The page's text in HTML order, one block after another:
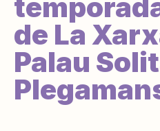
de La
Palau